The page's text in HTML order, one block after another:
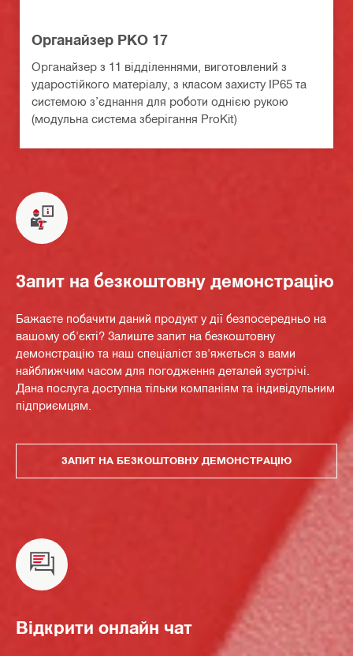
Органайзер PKO 17
Органайзер з 11 відділеннями, виготовлений з
ударостійкого матеріалу, з класом захисту IP65 та
системою з’єднання для роботи однією рукою
(модульна система зберігання ProKit)
Запит на безкоштовну демонстрацію
Бажаєте побачити даний продукт у дії безпосередньо на
вашому об'єкті? Залиште запит на безкоштовну
демонстрацію та наш спеціаліст зв'яжеться з вами
найближчим часом для погодження деталей зустрічі.
Дана послуга доступна тільки компаніям та індивідульним
підприємцям.
ЗАПИТ НА БЕЗКОШТОВНУ ДЕМОНСТРАЦІЮ
Відкрити онлайн чат